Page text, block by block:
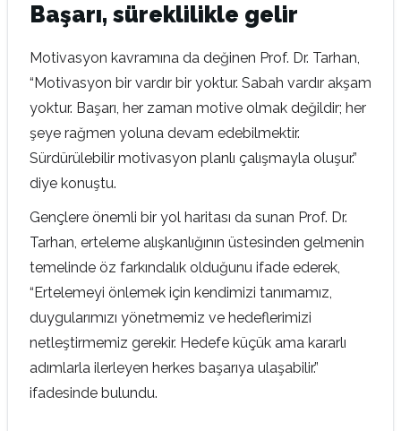
Başarı, süreklilikle gelir
Motivasyon kavramına da değinen Prof. Dr. Tarhan,
“Motivasyon bir vardır bir yoktur. Sabah vardır akşam
yoktur. Başarı, her zaman motive olmak değildir; her
şeye rağmen yoluna devam edebilmektir.
Sürdürülebilir motivasyon planlı çalışmayla oluşur.”
diye konuştu.
Gençlere önemli bir yol haritası da sunan Prof. Dr.
Tarhan, erteleme alışkanlığının üstesinden gelmenin
temelinde öz farkındalık olduğunu ifade ederek,
“Ertelemeyi önlemek için kendimizi tanımamız,
duygularımızı yönetmemiz ve hedeflerimizi
netleştirmemiz gerekir. Hedefe küçük ama kararlı
adımlarla ilerleyen herkes başarıya ulaşabilir.”
ifadesinde bulundu.